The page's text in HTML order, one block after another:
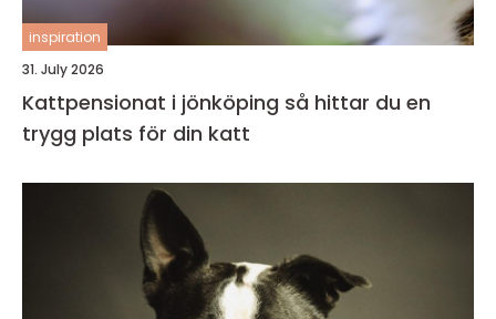
inspiration
31. July 2026
Kattpensionat i jönköping så hittar du en
trygg plats för din katt